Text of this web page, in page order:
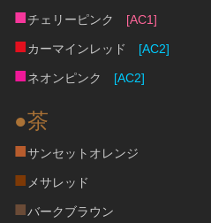
■チェリーピンク [AC1]
■カーマインレッド [AC2]
■ネオンピンク [AC2]
●茶
■サンセットオレンジ
■ メサレッド
■バークブラウン